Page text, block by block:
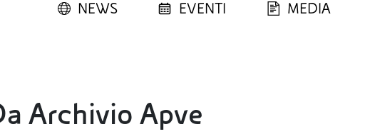
NEWS EVENTI MEDIA
Archivio Apve